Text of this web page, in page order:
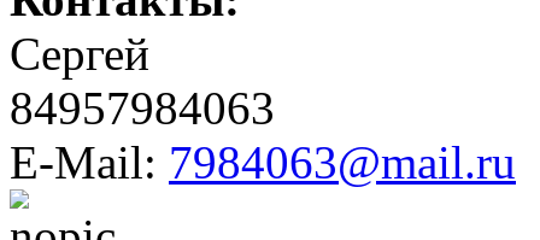
Сергей
84957984063
E-Mail: 7984063@mail.ru